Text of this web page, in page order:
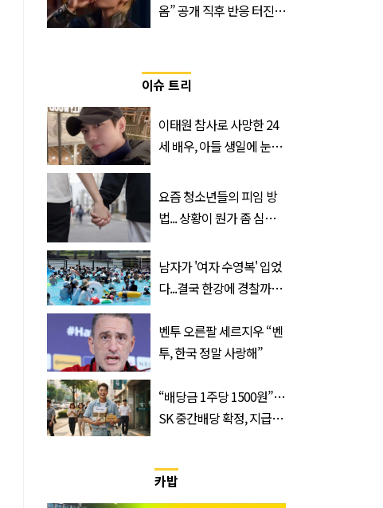
옴” 공개 직후 반응 터진
이슈 트리
이태원 참사로 사망한 24
세 배우, 아들 생일에 눈물
요즘 청소년들의 피임 방
법... 상황이 뭔가 좀 심각
남자가 '여자 수영복' 입었
다...결국 한강에 경찰까지
벤투 오른팔 세르지우 “벤
투, 한국 정말 사랑해”
“배당금 1주당 1500원”…
SK 중간배당 확정, 지급일
카밥